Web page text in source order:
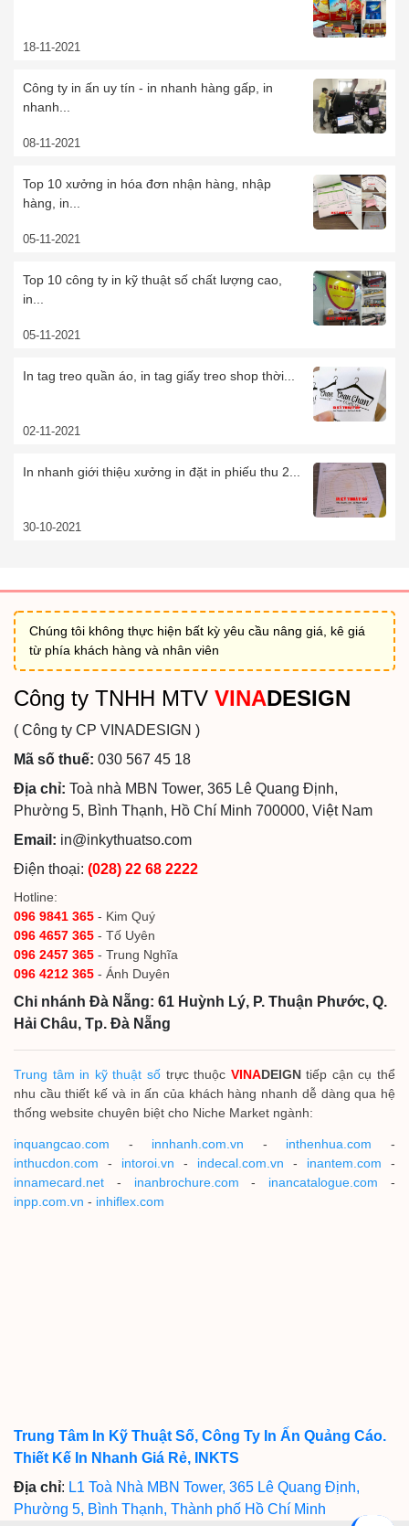
18-11-2021
Công ty in ấn uy tín - in nhanh hàng gấp, in
nhanh...
08-11-2021
Top 10 xưởng in hóa đơn nhận hàng, nhập
hàng, in...
05-11-2021
Top 10 công ty in kỹ thuật số chất lượng cao,
in...
05-11-2021
In tag treo quần áo, in tag giấy treo shop thời...
02-11-2021
In nhanh giới thiệu xưởng in đặt in phiếu thu 2...
30-10-2021
Chúng tôi không thực hiện bất kỳ yêu cầu nâng giá, kê giá
từ phía khách hàng và nhân viên
Công ty TNHH MTV VINADESIGN
( Công ty CP VINADESIGN )
Mã số thuế: 030 567 45 18
Địa chỉ: Toà nhà MBN Tower, 365 Lê Quang Định,
Phường 5, Bình Thạnh, Hồ Chí Minh 700000, Việt Nam
Email: in@inkythuatso.com
Điện thoại: (028) 22 68 2222
Hotline:
096 9841 365 - Kim Quý
096 4657 365 - Tố Uyên
096 2457 365 - Trung Nghĩa
096 4212 365 - Ánh Duyên
Chi nhánh Đà Nẵng: 61 Huỳnh Lý, P. Thuận Phước, Q.
Hải Châu, Tp. Đà Nẵng
Trung tâm in kỹ thuật sốtrực thuộc VINADEIGNtiếp cận cụ thể
nhu cầu thiết kế và in ấn của khách hàng nhanh dễ dàng qua hệ
thống website chuyên biệt cho Niche Market ngành:
inquangcao.com - innhanh.com.vn - inthenhua.com -
inthucdon.com - intoroi.vn - indecal.com.vn - inantem.com -
innamecard.net - inanbrochure.com - inancatalogue.com -
inpp.com.vn - inhiflex.com
Trung Tâm In Kỹ Thuật Số, Công Ty In Ấn Quảng Cáo.
Thiết Kế In Nhanh Giá Rẻ, INKTS
Địa chỉ: L1 Toà Nhà MBN Tower, 365 Lê Quang Định,
Phường 5, Bình Thạnh, Thành phố Hồ Chí Minh